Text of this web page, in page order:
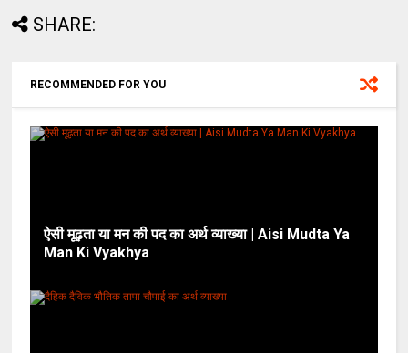
SHARE:
RECOMMENDED FOR YOU
ऐसी मूढ़ता या मन की पद का अर्थ व्याख्या | Aisi Mudta Ya
Man Ki Vyakhya